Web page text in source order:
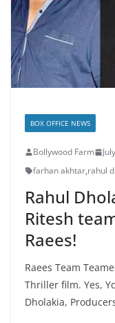
BOX OFFICE NEWS
Bollywood Farm
farhan akhtar,rahul
Rahul
Ritesh
Raees!
Raees Team
Thriller film. Yes,
Dholakia,